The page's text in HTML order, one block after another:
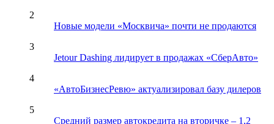
2
Новые модели «Москвича» почти не продаются
3
Jetour Dashing лидирует в продажах «СберАвто»
4
«АвтоБизнесРевю» актуализировал базу дилеров
5
Средний размер автокредита на вторичке – 1,2